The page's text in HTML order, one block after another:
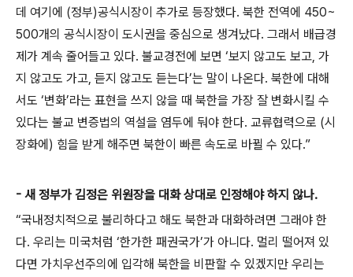
데 여기에 (정부)공식시장이 추가로 등장했다. 북한 전역에 450~
500개의 공식시장이 도시권을 중심으로 생겨났다. 그래서 배급경
제가 계속 줄어들고 있다. 불교경전에 보면 ‘보지 않고도 보고, 가
지 않고도 가고, 듣지 않고도 듣는다’는 말이 나온다. 북한에 대해
서도 ‘변화’라는 표현을 쓰지 않을 때 북한을 가장 잘 변화시킬 수
있다는 불교 변증법의 역설을 염두에 둬야 한다. 교류협력으로 (시
장화에) 힘을 받게 해주면 북한이 빠른 속도로 바뀔 수 있다.”
- 새 정부가 김정은 위원장을 대화 상대로 인정해야 하지 않나.
“국내정치적으로 불리하다고 해도 북한과 대화하려면 그래야 한
다. 우리는 미국처럼 ‘한가한 패권국가’가 아니다. 멀리 떨어져 있
다면 가치우선주의에 입각해 북한을 비판할 수 있겠지만 우리는